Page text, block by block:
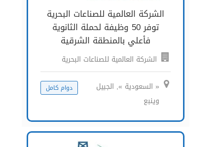
الشركة العالمية للصناعات البحرية
توفر 50 وظيفة لحملة الثانوية
فأعلي بالمنطقة الشرقية
الشركة العالمية للصناعات البحرية
« السعودية », الجبيل
وينبع
دوام كامل